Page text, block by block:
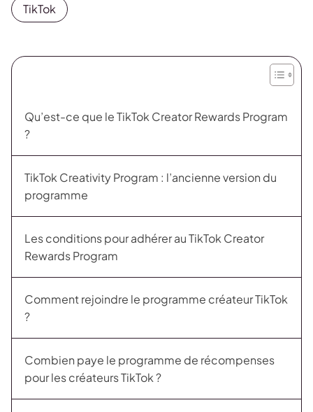
TikTok
Qu’est-ce que le TikTok Creator Rewards Program
?
TikTok Creativity Program : l’ancienne version du
programme
Les conditions pour adhérer au TikTok Creator
Rewards Program
Comment rejoindre le programme créateur TikTok
?
Combien paye le programme de récompenses
pour les créateurs TikTok ?